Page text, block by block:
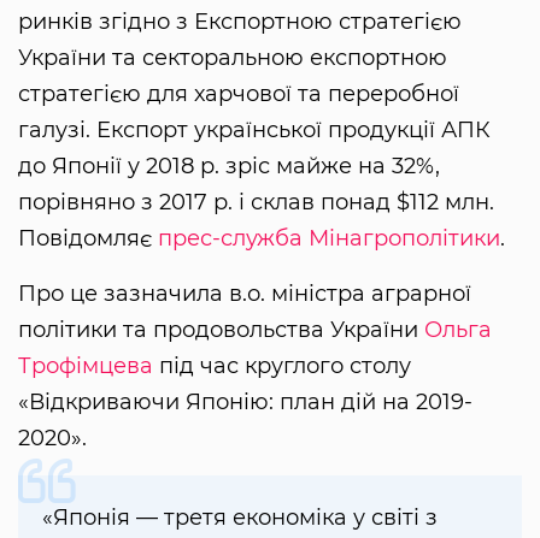
ринків згідно з Експортною стратегією
України та секторальною експортною
стратегією для харчової та переробної
галузі. Експорт української продукції АПК
до Японії у 2018 р. зріс майже на 32%,
порівняно з 2017 р. і склав понад $112 млн.
Повідомляє прес-служба Мінагрополітики.
Про це зазначила в.о. міністра аграрної
політики та продовольства України Ольга
Трофімцева під час круглого столу
«Відкриваючи Японію: план дій на 2019-
2020».
«Японія — третя економіка у світі з